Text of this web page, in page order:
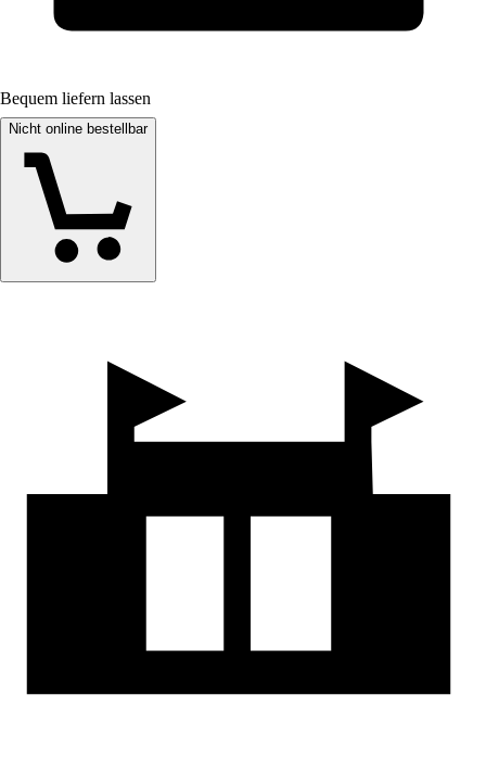
Bequem liefern lassen
Nicht online bestellbar